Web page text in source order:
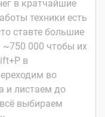
в кратчайшие
техники есть
ставте большие
~750 000 чтобы их
в
во
и листаем до
выбираем